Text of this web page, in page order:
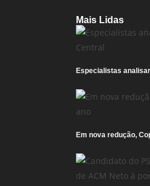
Mais Lidas
Especialistas
Em nova redução,